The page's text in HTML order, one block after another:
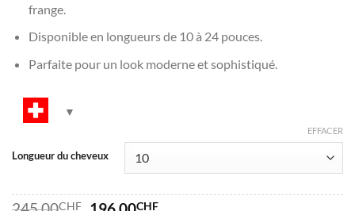
frange.
Disponible en longueurs de 10 à 24 pouces.
Parfaite pour un look moderne et sophistiqué.
Longueur du cheveux
EFFACER
CHF CHF